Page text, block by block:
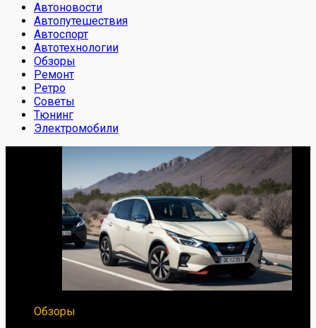
Автоновости
Автопутешествия
Автоспорт
Автотехнологии
Обзоры
Ремонт
Ретро
Советы
Тюнинг
Электромобили
Обзоры